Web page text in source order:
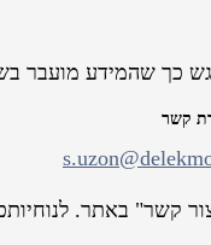
כך שהמידע מועבר
קשר
קשר" באתר.